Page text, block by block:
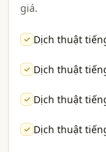
giá.
Dịch thuật
Dịch thuật
Dịch thuật
Dịch thuật